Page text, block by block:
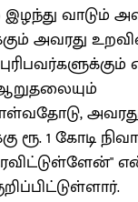
வாடும்
அவரது
ரூ. 1 கோடி